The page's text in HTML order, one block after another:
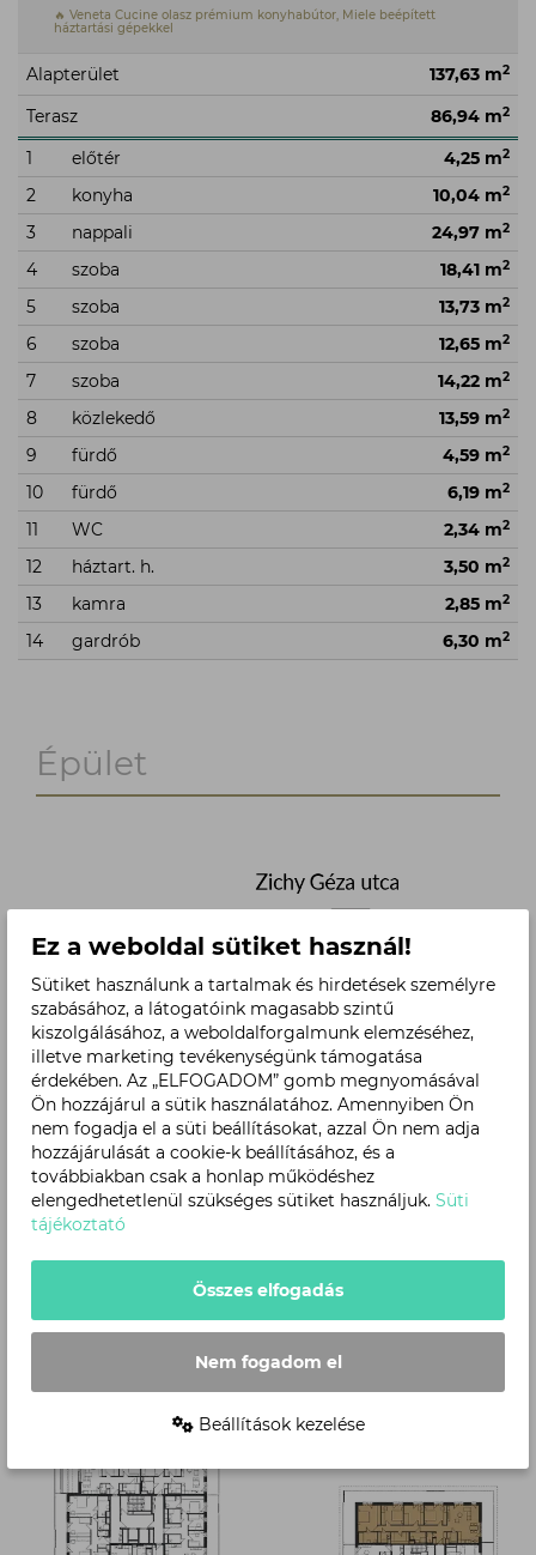
🔥 Veneta Cucine olasz prémium konyhabútor, Miele beépített
háztartási gépekkel
Alapterület 137,63 m2
Terasz 86,94 m2
1 előtér 4,25 m2
2 konyha 10,04 m2
3 nappali 24,97 m2
4 szoba 18,41 m2
5 szoba 13,73 m2
6 szoba 12,65 m2
7 szoba 14,22 m2
8 közlekedő 13,59 m2
9 fürdő 4,59 m2
10 fürdő 6,19 m2
11 WC 2,34 m2
12 háztart. h. 3,50 m2
13 kamra 2,85 m2
14 gardrób 6,30 m2
Épület
Ez a weboldal sütiket használ!
Sütiket használunk a tartalmak és hirdetések személyre
szabásához, a látogatóink magasabb szintű
kiszolgálásához, a weboldalforgalmunk elemzéséhez,
illetve marketing tevékenységünk támogatása
érdekében. Az „ELFOGADOM” gomb megnyomásával
Ön hozzájárul a sütik használatához. Amennyiben Ön
nem fogadja el a süti beállításokat, azzal Ön nem adja
hozzájárulását a cookie-k beállításához, és a
továbbiakban csak a honlap működéshez
elengedhetetlenül szükséges sütiket használjuk. Süti
tájékoztató
Összes elfogadás
Nem fogadom el
Beállítások kezelése